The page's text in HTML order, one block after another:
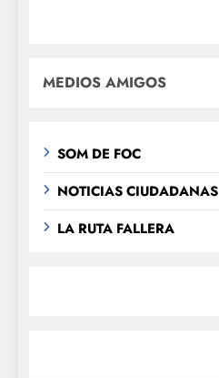
MEDIOS AMIGOS
SOM DE FOC
NOTICIAS CIUDADANAS
LA RUTA FALLERA